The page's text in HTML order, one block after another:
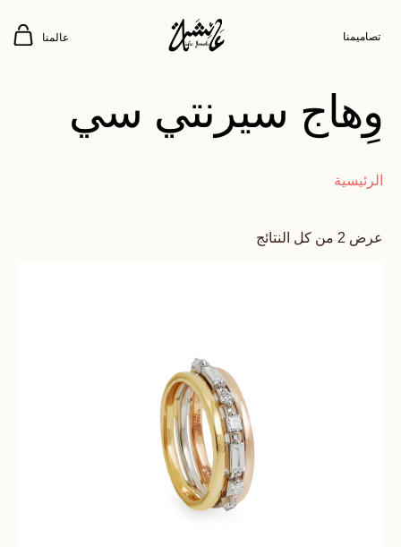
تصاميمنا عالمنا
وِهاج سيرنتي سي
الرئيسية
عرض ⁦2⁩ من كل النتائج